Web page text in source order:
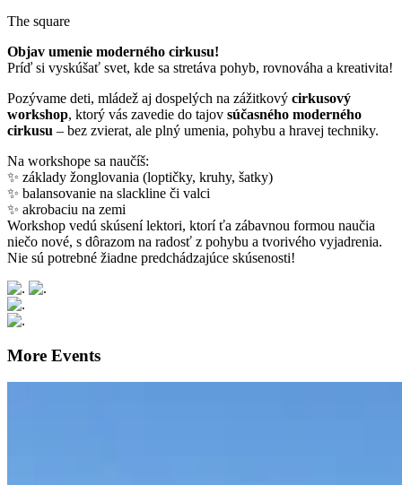
The square
Objav umenie moderného cirkusu!
Príď si vyskúšať svet, kde sa stretáva pohyb, rovnováha a kreativita!
Pozývame deti, mládež aj dospelých na zážitkový cirkusový
workshop, ktorý vás zavedie do tajov súčasného moderného
cirkusu – bez zvierat, ale plný umenia, pohybu a hravej techniky.
Na workshope sa naučíš:
✨ základy žonglovania (loptičky, kruhy, šatky)
✨ balansovanie na slackline či valci
✨ akrobaciu na zemi
Workshop vedú skúsení lektori, ktorí ťa zábavnou formou naučia
niečo nové, s dôrazom na radosť z pohybu a tvorivého vyjadrenia.
Nie sú potrebné žiadne predchádzajúce skúsenosti!
More Events